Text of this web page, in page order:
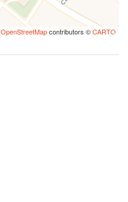
OpenStreetMapcontributors ©CARTO